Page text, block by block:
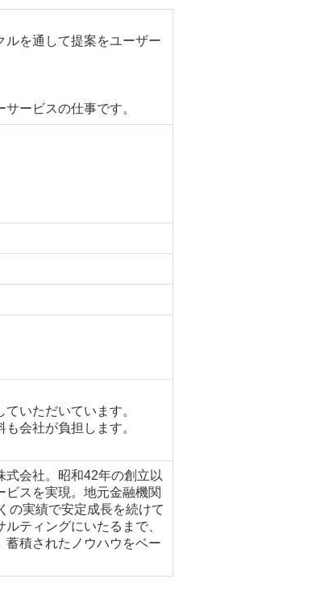
ルを通して提案をユーザー
ービスの仕事です。
いただいています。
会社が負担します。
式会社。昭和42年の創立以
スを実現。地元金融機関
の実績で安定成長を続けて
ティングにいたるまで、
蓄積されたノウハウをベー